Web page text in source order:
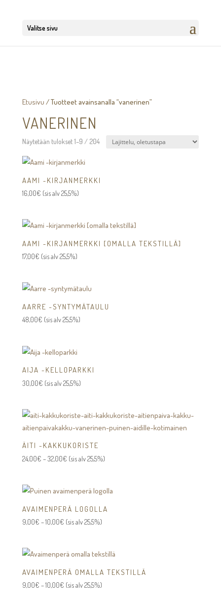
Valitse sivu
Etusivu / Tuotteet avainsanalla “vanerinen”
VANERINEN
Näytetään tulokset 1–9 / 204
AAMI -KIRJANMERKKI
16,00€ (sis alv 25,5%)
AAMI -KIRJANMERKKI [OMALLA TEKSTILLÄ]
17,00€ (sis alv 25,5%)
AARRE -SYNTYMÄTAULU
48,00€ (sis alv 25,5%)
AIJA -KELLOPARKKI
30,00€ (sis alv 25,5%)
ÄITI -KAKKUKORISTE
24,00€ –32,00€Hintaluokka:
32,00€
(sis alv 25,5%)
AVAIMENPERÄ LOGOLLA
9,00€ –10,00€Hintaluokka:
10,00€
(sis alv 25,5%)
AVAIMENPERÄ OMALLA TEKSTILLÄ
9,00€ –10,00€Hintaluokka:
(sis alv 25,5%)